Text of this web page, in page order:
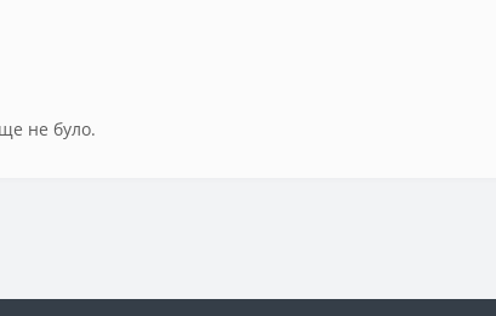
не було.